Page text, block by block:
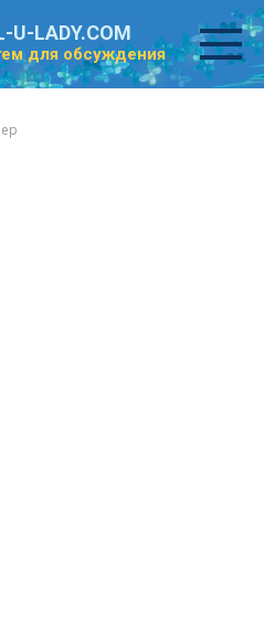
U-LADY.COM
для обсуждения